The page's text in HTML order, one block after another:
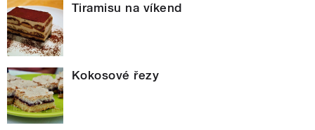
Tiramisu na víkend
Kokosové řezy